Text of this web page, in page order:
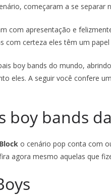
começaram a se separar
com apresentação e
com certeza eles têm um
boy bands do mundo,
eles. A seguir você confere
boy bands
o cenário pop conta com
agora mesmo aquelas que